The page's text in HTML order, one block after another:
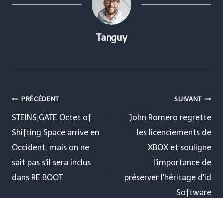
Tanguy
Navigation
de
l’article
PRÉCÉDENT
STEINS;GATE Octet of
Shifting Space arrive en
Occident, mais on ne
sait pas s'il sera inclus
dans RE:BOOT
SUIVANT
John Romero regrette
les licenciements de
XBOX et souligne
l'importance de
préserver l'héritage d'id
Software